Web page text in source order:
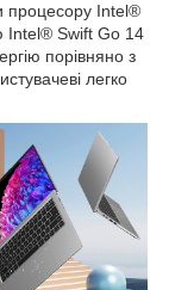
процесору Intel®
Intel® Swift Go 14
порівняно з
легко